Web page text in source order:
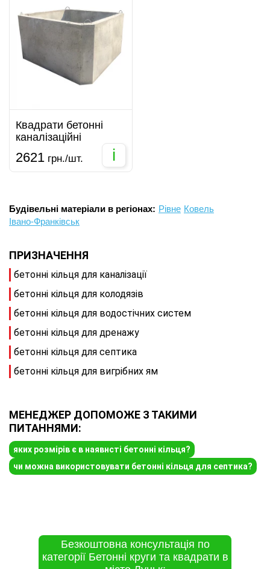
Квадрати бетонні
каналізаційні
2621 грн./шт. i
Будівельні матеріали в регіонах: Рівне Ковель
Івано-Франківськ
ПРИЗНАЧЕННЯ
бетонні кільця для каналізації
бетонні кільця для колодязів
бетонні кільця для водостічних систем
бетонні кільця для дренажу
бетонні кільця для септика
бетонні кільця для вигрібних ям
МЕНЕДЖЕР ДОПОМОЖЕ З ТАКИМИ
ПИТАННЯМИ:
яких розмірів є в наявнсті бетонні кільця?
чи можна використовувати бетонні кільця для септика?
Безкоштовна консультація по
категорії Бетонні круги та квадрати в